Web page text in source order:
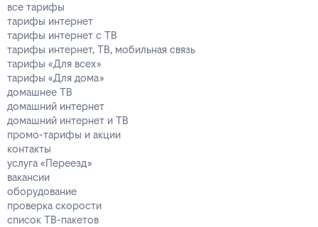
все тарифы
тарифы интернет
тарифы интернет с ТВ
тарифы интернет, ТВ, мобильная связь
тарифы «Для всех»
тарифы «Для дома»
домашнее ТВ
домашний интернет
домашний интернет и ТВ
промо-тарифы и акции
контакты
услуга «Переезд»
вакансии
оборудование
проверка скорости
список ТВ-пакетов